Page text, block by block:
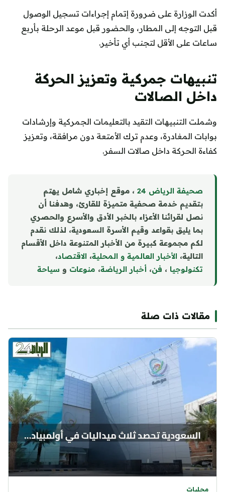
أكدت الوزارة على ضرورة إتمام إجراءات تسجيل الوصول
قبل التوجه إلى المطار، والحضور قبل موعد الرحلة بأربع
ساعات على الأقل لتجنب أي تأخير.
تنبيهات جمركية وتعزيز الحركة
داخل الصالات
وشملت التنبيهات التقيد بالتعليمات الجمركية وإرشادات
بوابات المغادرة، وعدم ترك الأمتعة دون مرافقة، وتعزيز
كفاءة الحركة داخل صالات السفر.
صحيفة الرياض 24
، موقع إخباري شامل يهتم
بتقديم خدمة صحفية متميزة للقارئ، وهدفنا أن
نصل لقرائنا الأعزاء بالخبر الأدق والأسرع والحصري
بما يليق بقواعد وقيم الأسرة السعودية، لذلك نقدم
لكم مجموعة كبيرة من الأخبار المتنوعة داخل الأقسام
التالية، الأخبار العالمية و المحلية، الاقتصاد،
تكنولوجيا ، فن، أخبار الرياضة، منوعات و سياحة
مقالات ذات صلة
محليات